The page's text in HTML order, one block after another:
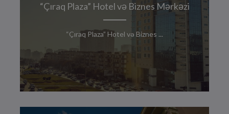
“Çıraq Plaza” Hotel və Biznes Mərkəzi
“Çıraq Plaza” Hotel və Biznes ...